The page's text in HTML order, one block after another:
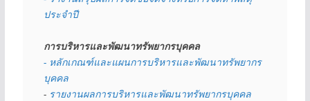
ประจำปี
การบริหารและพัฒนาทรัพยากรบุคคล
- หลักเกณฑ์และแผนการบริหารและพัฒนาทรัพยากร
บุคคล
- รายงานผลการบริหารและพัฒนาทรัพยากรบุคคล